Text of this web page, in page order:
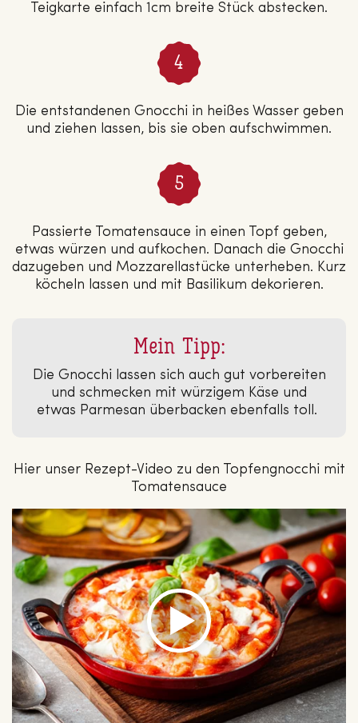
Teigkarte einfach 1cm breite Stück abstecken.
Die entstandenen Gnocchi in heißes Wasser geben
und ziehen lassen, bis sie oben aufschwimmen.
Passierte Tomatensauce in einen Topf geben,
etwas würzen und aufkochen. Danach die Gnocchi
dazugeben und Mozzarellastücke unterheben. Kurz
köcheln lassen und mit Basilikum dekorieren.
Mein Tipp:
Die Gnocchi lassen sich auch gut vorbereiten
und schmecken mit würzigem Käse und
etwas Parmesan überbacken ebenfalls toll.
Hier unser Rezept-Video zu den Topfengnocchi mit
Tomatensauce